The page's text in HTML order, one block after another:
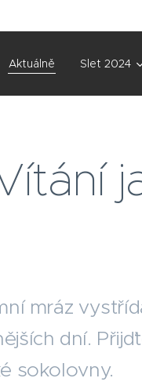
Aktuálně Slet 2024
mráz
dní.
sokolovny.